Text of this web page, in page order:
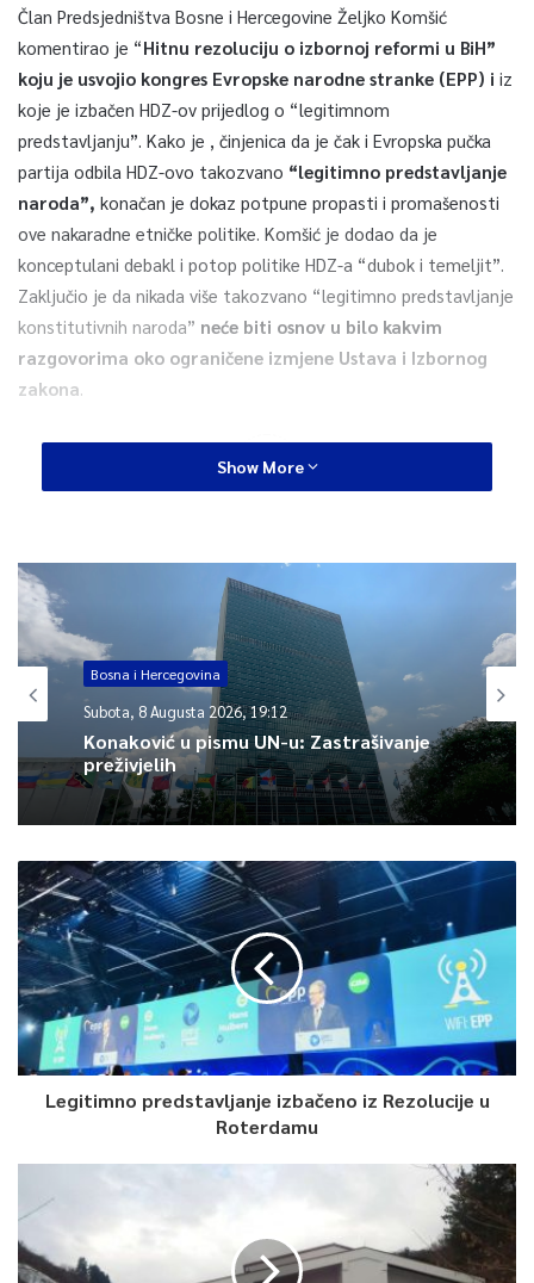
Član Predsjedništva Bosne i Hercegovine Željko Komšić
komentirao je “Hitnu rezoluciju o izbornoj reformi u BiH”
koju je usvojio kongres Evropske narodne stranke (EPP) i iz
koje je izbačen HDZ-ov prijedlog o “legitimnom
predstavljanju”. Kako je , činjenica da je čak i Evropska pučka
partija odbila HDZ-ovo takozvano “legitimno predstavljanje
naroda”, konačan je dokaz potpune propasti i promašenosti
ove nakaradne etničke politike. Komšić je dodao da je
konceptulani debakl i potop politike HDZ-a “dubok i temeljit”.
Zaključio je da nikada više takozvano “legitimno predstavljanje
konstitutivnih naroda” neće biti osnov u bilo kakvim
razgovorima oko ograničene izmjene Ustava i Izbornog
zakona
0
Show More
Bosna i Hercegovina
Subota, 8 Augusta 2026, 19:12
Konaković u pismu UN-u: Zastrašivanje
preživjelih
Legitimno predstavljanje izbačeno iz Rezolucije u
Roterdamu